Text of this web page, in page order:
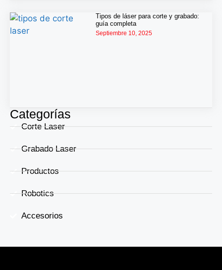
Tipos de láser para corte y grabado:
guía completa
Septiembre 10, 2025
Categorías
Corte Laser
Grabado Laser
Productos
Robotics
Accesorios